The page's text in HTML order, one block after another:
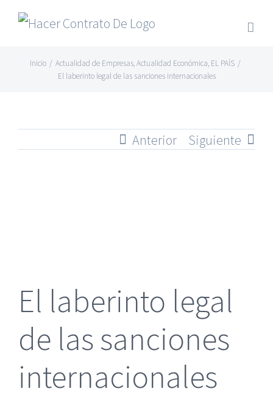
Skip
Inicio / Actualidad de Empresas,Actualidad Económica, EL PAÍS /
El laberinto legal de las sanciones internacionales
Anterior Siguiente
El laberinto legal
de las sanciones
internacionales